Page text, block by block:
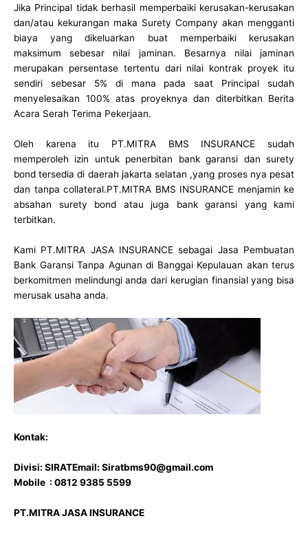
Jika Principal tidak berhasil memperbaiki kerusakan-kerusakan
dan/atau kekurangan maka Surety Company akan mengganti
biaya yang dikeluarkan buat memperbaiki kerusakan
maksimum sebesar nilai jaminan. Besarnya nilai jaminan
merupakan persentase tertentu dari nilai kontrak proyek itu
sendiri sebesar 5% di mana pada saat Principal sudah
menyelesaikan 100% atas proyeknya dan diterbitkan Berita
Acara Serah Terima Pekerjaan.
Oleh karena itu PT.MITRA BMS INSURANCE sudah
memperoleh izin untuk penerbitan bank garansi dan surety
bond tersedia di daerah jakarta selatan ,yang proses nya pesat
dan tanpa collateral.PT.MITRA BMS INSURANCE menjamin ke
absahan surety bond atau juga bank garansi yang kami
terbitkan.
Kami PT.MITRA JASA INSURANCE sebagai Jasa Pembuatan
Bank Garansi Tanpa Agunan di Banggai Kepulauan akan terus
berkomitmen melindungi anda dari kerugian finansial yang bisa
merusak usaha anda.
Kontak:
Divisi: SIRATEmail: Siratbms90@gmail.com
Mobile : 0812 9385 5599
PT.MITRA JASA INSURANCE